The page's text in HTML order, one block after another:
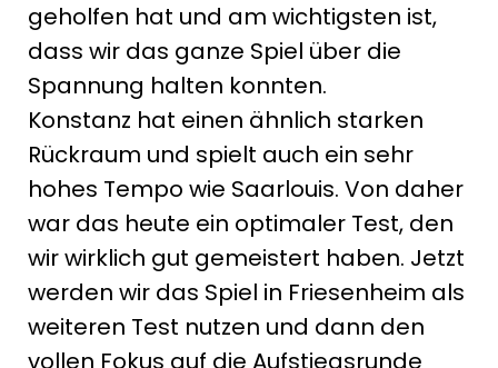
geholfen hat und am wichtigsten ist,
dass wir das ganze Spiel über die
Spannung halten konnten.
Konstanz hat einen ähnlich starken
Rückraum und spielt auch ein sehr
hohes Tempo wie Saarlouis. Von daher
war das heute ein optimaler Test, den
wir wirklich gut gemeistert haben. Jetzt
werden wir das Spiel in Friesenheim als
weiteren Test nutzen und dann den
vollen Fokus auf die Aufstiegsrunde